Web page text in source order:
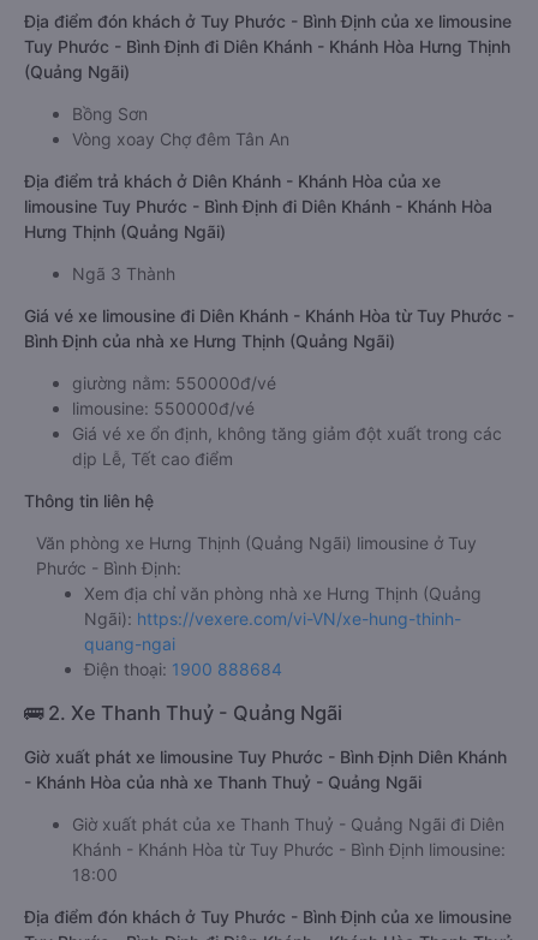
Địa điểm đón khách ở Tuy Phước - Bình Định của xe limousine
Tuy Phước - Bình Định đi Diên Khánh - Khánh Hòa Hưng Thịnh
(Quảng Ngãi)
Bồng Sơn
Vòng xoay Chợ đêm Tân An
Địa điểm trả khách ở Diên Khánh - Khánh Hòa của xe
limousine Tuy Phước - Bình Định đi Diên Khánh - Khánh Hòa
Hưng Thịnh (Quảng Ngãi)
Ngã 3 Thành
Giá vé xe limousine đi Diên Khánh - Khánh Hòa từ Tuy Phước -
Bình Định của nhà xe Hưng Thịnh (Quảng Ngãi)
giường nằm: 550000đ/vé
limousine: 550000đ/vé
Giá vé xe ổn định, không tăng giảm đột xuất trong các
dịp Lễ, Tết cao điểm
Thông tin liên hệ
Văn phòng xe Hưng Thịnh (Quảng Ngãi) limousine ở Tuy
Phước - Bình Định:
Xem địa chỉ văn phòng nhà xe Hưng Thịnh (Quảng
Ngãi): https://vexere.com/vi-VN/xe-hung-thinh-
quang-ngai
Điện thoại: 1900 888684
🚌 2. Xe Thanh Thuỷ - Quảng Ngãi
Giờ xuất phát xe limousine Tuy Phước - Bình Định Diên Khánh
- Khánh Hòa của nhà xe Thanh Thuỷ - Quảng Ngãi
Giờ xuất phát của xe Thanh Thuỷ - Quảng Ngãi đi Diên
Khánh - Khánh Hòa từ Tuy Phước - Bình Định limousine:
18:00
Địa điểm đón khách ở Tuy Phước - Bình Định của xe limousine